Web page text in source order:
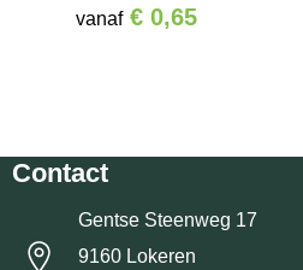
vanaf € 0,65
Contact
Gentse Steenweg 17
9160 Lokeren